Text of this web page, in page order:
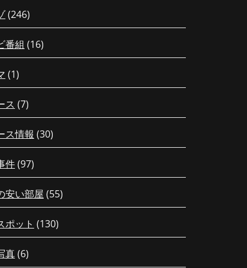
(246)
番組 (16)
(1)
ス (7)
ス情報 (30)
件(97)
安い部屋 (55)
ポット (130)
真(6)